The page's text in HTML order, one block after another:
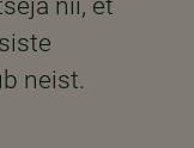
nii, et
neist.